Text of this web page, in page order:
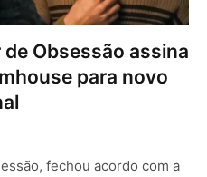
Obsessão assina
para novo
fechou acordo com a